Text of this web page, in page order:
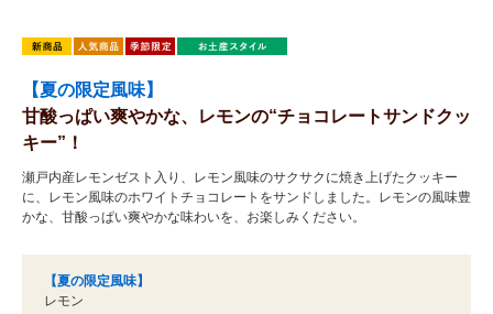
【夏の限定風味】
甘酸っぱい爽やかな、レモンの“チョコレートサンドクッ
キー”！
瀬戸内産レモンゼスト入り、レモン風味のサクサクに焼き上げたクッキー
に、レモン風味のホワイトチョコレートをサンドしました。レモンの風味豊
かな、甘酸っぱい爽やかな味わいを、お楽しみください。
【夏の限定風味】
レモン